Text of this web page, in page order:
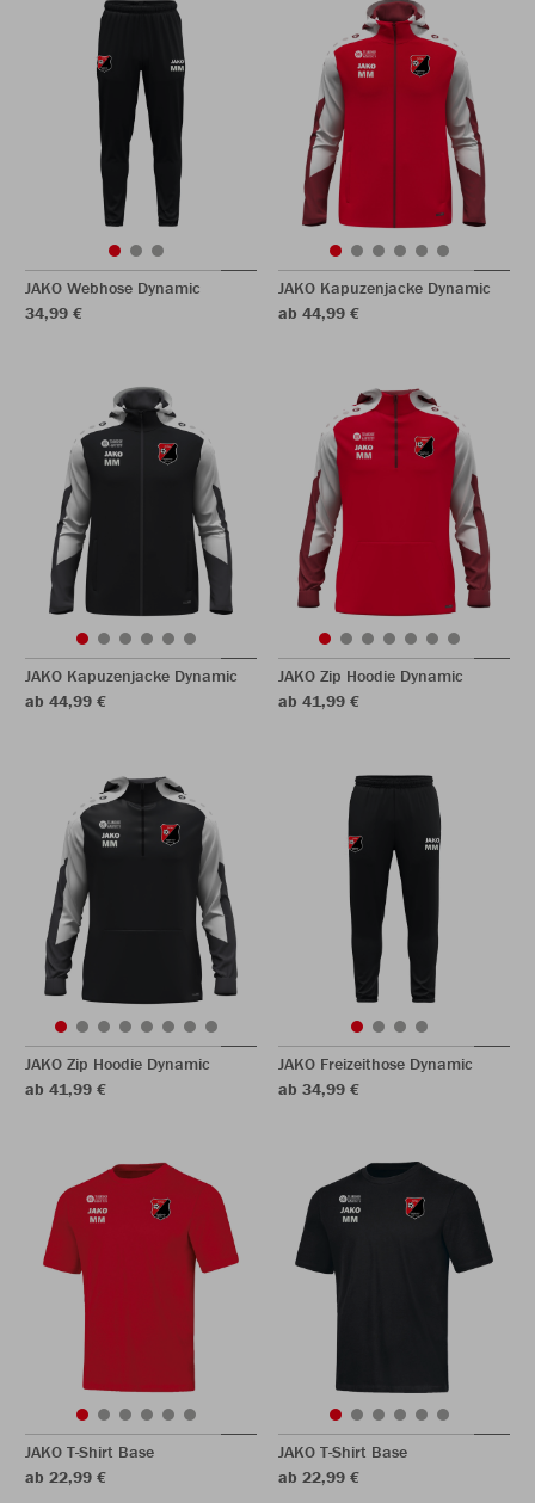
JAKO Webhose Dynamic
34,99 €
JAKO Kapuzenjacke Dynamic
ab 44,99 €
JAKO Kapuzenjacke Dynamic
ab 44,99 €
JAKO Zip Hoodie Dynamic
ab 41,99 €
JAKO Zip Hoodie Dynamic
ab 41,99 €
JAKO Freizeithose Dynamic
ab 34,99 €
JAKO T-Shirt Base
ab 22,99 €
JAKO T-Shirt Base
ab 22,99 €